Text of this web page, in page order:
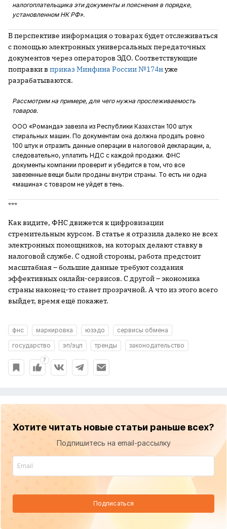
налогоплательщика эти документы и пояснения в порядке,
установленном НК РФ».
В перспективе информация о товарах будет отслеживаться
с помощью электронных универсальных передаточных
документов через операторов ЭДО. Соответствующие
поправки в приказ Минфина России №174нуже
разрабатываются.
Рассмотрим на примере, для чего нужна прослеживаемость
товаров.
ООО «Романда» завезла из Республики Казахстан 100 штук
стиральных машин. По документам она должна продать ровно
100 штук и отразить данные операции в налоговой декларации, а,
следовательно, уплатить НДС с каждой продажи. ФНС
документы компании проверит и убедится в том, что все
завезенные вещи были проданы внутри страны. То есть ни одна
«машина» с товаром не уйдет в тень.
***
Как видите, ФНС движется к цифровизации
стремительным курсом. В статье я отразила далеко не всех
электронных помощников, на которых делают ставку в
налоговой службе. С одной стороны, работа предстоит
масштабная – большие данные требуют создания
эффективных онлайн-сервисов. С другой – экономика
страны наконец-то станет прозрачной. А что из этого всего
выйдет, время ещё покажет.
фнс маркировка юзэдо
сервисы обмена
государство
эп/эцп тренды законодательство
7
Хотите читать новые статьи раньше всех?
Подпишитесь на email-рассылку
Подписаться